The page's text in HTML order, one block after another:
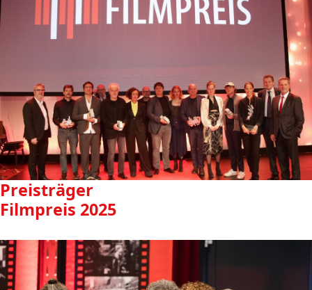
Preisträger
Filmpreis 2025